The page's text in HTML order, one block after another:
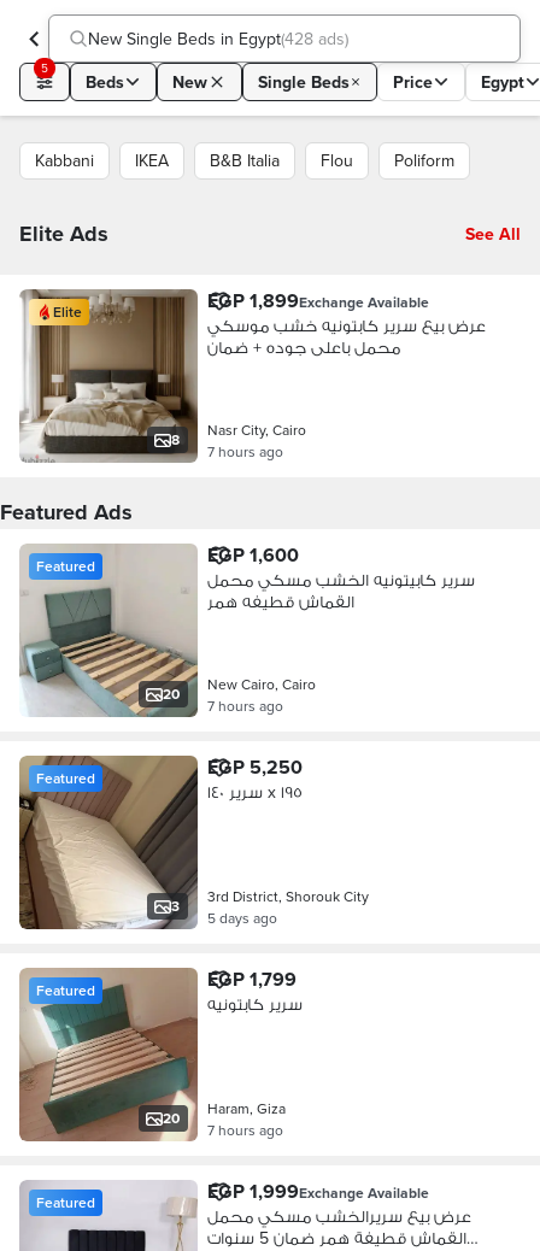
New Single Beds in Egypt(428 ads)
5
Beds New Single Beds Price Egypt
Kabbani IKEA B&B Italia Flou Poliform
Elite Ads See All
8
Elite EGP 1,899Exchange Available
عرض بيع سرير كابتونيه خشب موسكي
محمل باعلى جوده + ضمان
Nasr City, Cairo
7 hours ago
Featured Ads
20
Featured EGP 1,600
سرير كابيتونيه الخشب مسكي محمل
القماش قطيفه همر
New Cairo, Cairo
7 hours ago
3
Featured EGP 5,250
سرير ١٤٠ x ١٩٥
3rd District, Shorouk City
5 days ago
20
Featured EGP 1,799
سرير كابتونيه
Haram, Giza
7 hours ago
Featured EGP 1,999Exchange Available
عرض بيع سريرالخشب مسكي محمل
القماش قطيفة همر ضمان 5 سنوات